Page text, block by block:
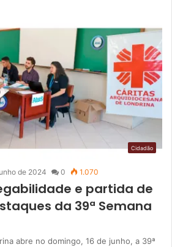
Cidadão
de 2024 0 1.070
e partida de
da 39ª Semana
abre no domingo, 16 de junho, a 39ª